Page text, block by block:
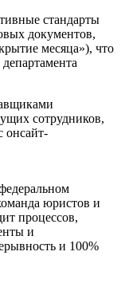
стандарты
документов,
месяца»), что
сотрудников,
онсайт-
юристов и
процессов,
и
и 100%